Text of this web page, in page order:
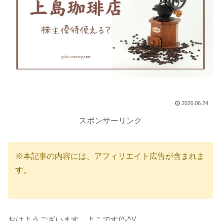
2026.06.24
スポンサーリンク
※本記事の内容には、アフィリエイト広告が含まれま
す。